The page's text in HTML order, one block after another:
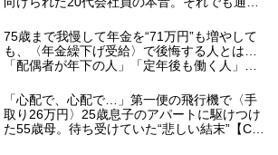
75歳まで我慢して年金を“71万円”も増やして
も、〈年金繰下げ受給〉で後悔する人とは…
「配偶者が年下の人」「定年後も働く人」
説】
「心配で、心配で…」第一便の飛行機で〈手
取り26万円〉25歳息子のアパートに駆けつけ
た55歳母。待ち受けていた“悲しい結末”【CFP